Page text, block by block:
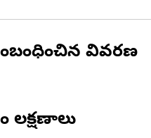
వివరణ
లక్షణాలు